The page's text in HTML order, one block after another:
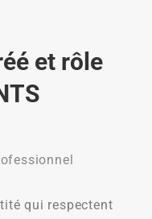
et rôle
qui respectent